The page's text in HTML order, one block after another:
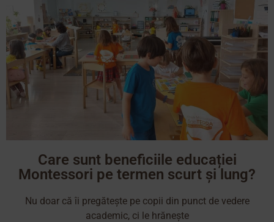
Care sunt beneficiile educației
Montessori pe termen scurt și lung?
Nu doar că îi pregătește pe copii din punct de vedere
academic, ci le hrănește